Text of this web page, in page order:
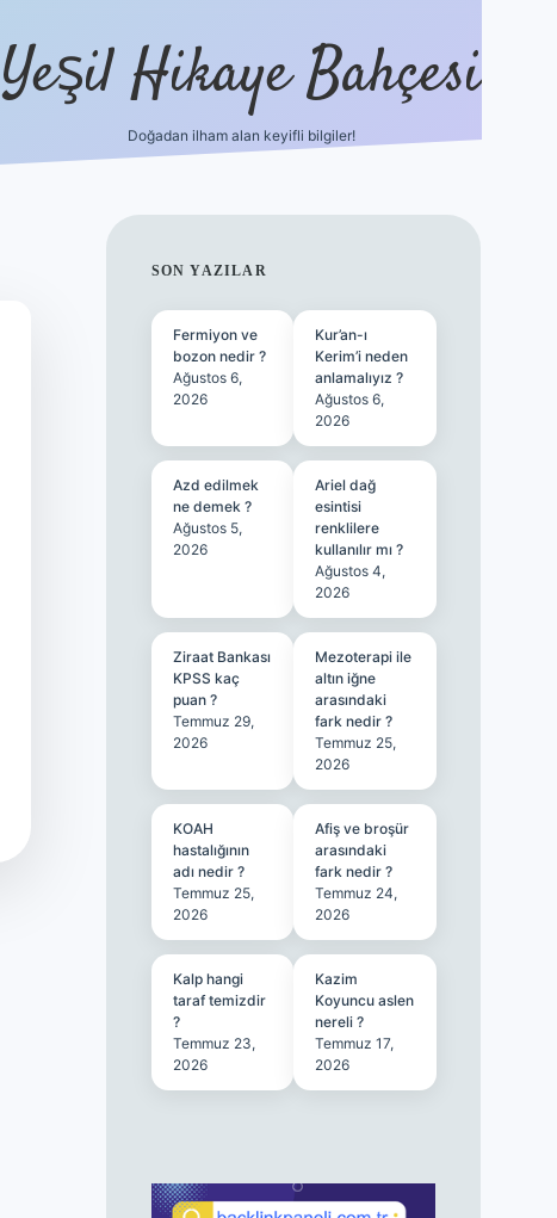
Yeşil Hikaye Bahçesi
Doğadan ilham alan keyifli bilgiler!
SIDEBAR
SON YAZILAR
Fermiyon ve
bozon nedir ?
Ağustos 6,
2026
Kur’an-ı
Kerim’i neden
anlamalıyız ?
Ağustos 6,
2026
Azd edilmek
ne demek ?
Ağustos 5,
2026
Ariel dağ
esintisi
renklilere
kullanılır mı ?
Ağustos 4,
2026
Ziraat Bankası
KPSS kaç
puan ?
Temmuz 29,
2026
Mezoterapi ile
altın iğne
arasındaki
fark nedir ?
Temmuz 25,
2026
KOAH
hastalığının
adı nedir ?
Temmuz 25,
2026
Afiş ve broşür
arasındaki
fark nedir ?
Temmuz 24,
2026
Kalp hangi
taraf temizdir
?
Temmuz 23,
2026
Kazim
Koyuncu aslen
nereli ?
Temmuz 17,
2026
ilbet güncel giriş adresi